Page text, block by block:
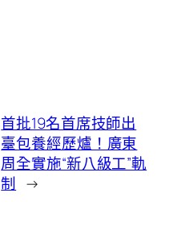
首批19名首席技師出
臺包養經歷爐！廣東
周全實施“新八級工”軌
制 →